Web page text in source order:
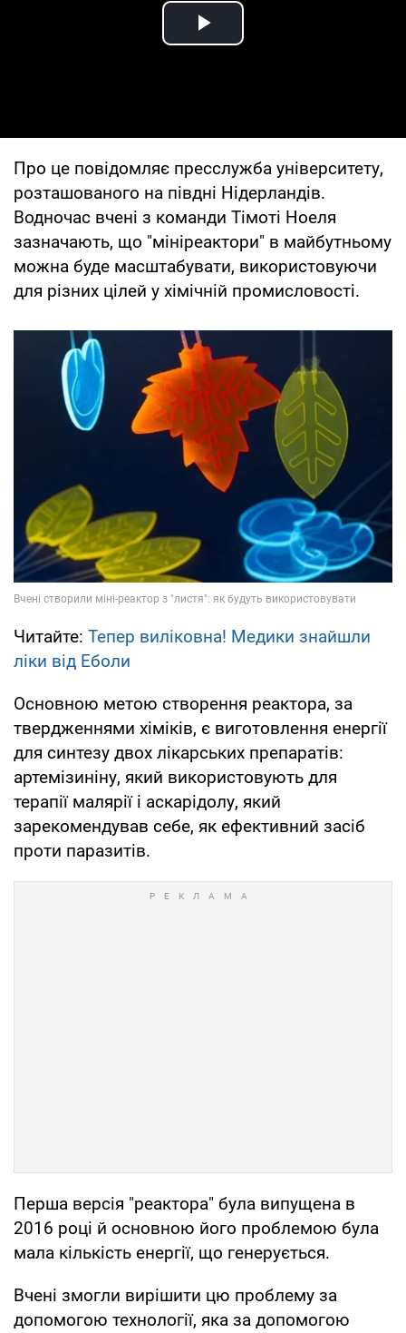
Play Video
Про це повідомляє пресслужба університету,
розташованого на півдні Нідерландів.
Водночас вчені з команди Тімоті Ноеля
зазначають, що "мініреактори" в майбутньому
можна буде масштабувати, використовуючи
для різних цілей у хімічній промисловості.
Читайте: Тепер виліковна! Медики знайшли
ліки від Еболи
Основною метою створення реактора, за
твердженнями хіміків, є виготовлення енергії
для синтезу двох лікарських препаратів:
артемізиніну, який використовують для
терапії малярії і аскарідолу, який
зарекомендував себе, як ефективний засіб
проти паразитів.
Перша версія "реактора" була випущена в
2016 році й основною його проблемою була
мала кількість енергії, що генерується.
Вчені змогли вирішити цю проблему за
допомогою технології, яка за допомогою